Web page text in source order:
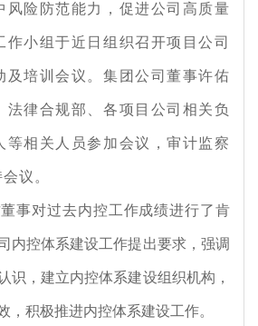
风险防范能力，促进公司高质量
作小组于近日组织召开项目公司
及培训会议。集团公司董事许佑
法律合规部、各项目公司相关负
等相关人员参加会议，审计监察
议。
事对过去内控工作成绩进行了肯
内控体系建设工作提出要求，强调
识，建立内控体系建设组织机构，
，积极推进内控体系建设工作。